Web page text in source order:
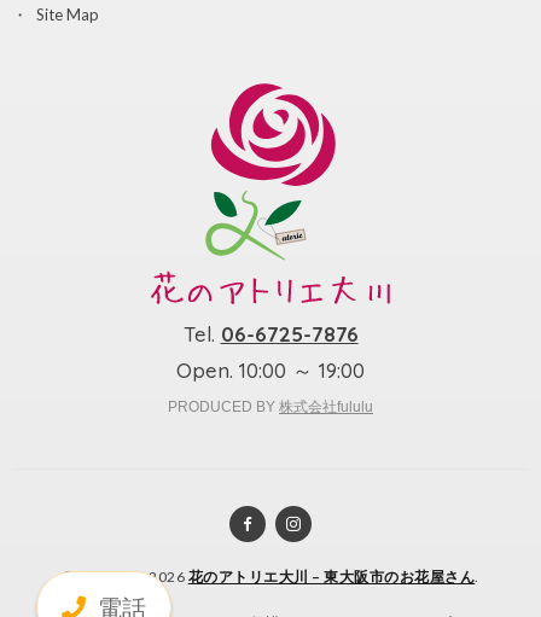
電話
Site Map
Tel. 06-6725-7876
Open. 10:00 ～ 19:00
PRODUCED BY 株式会社fululu
© Copyright 2026 花のアトリエ大川 – 東大阪市のお花屋さん